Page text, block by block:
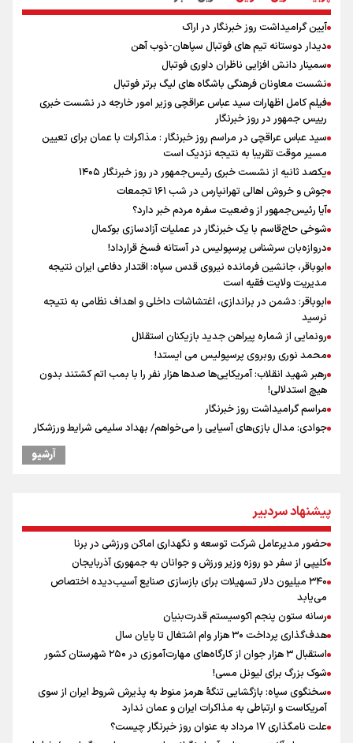
آیین گرامیداشت روز خبرنگار در اراک
دیدار دوستانه تیم های فوتبال سپاهان-ذوب آهن
سمینار دانش افزایی ناظران داوری فوتبال
نشست معاونان فرهنگی باشگاه های لیگ برتر فوتبال
فیلم کامل اظهارات سید عباس عراقچی وزیر امور خارجه در نشست خبری
رییس جمهور در روز خبرنگار
سید عباس عراقچی در مراسم روز خبرنگار : مذاکرات با عمان برای تعیین
مسیر موقت تقریبا به نتیجه نزدیک است
یکصد ثانیه از نشست خبری رئیس‌جمهور در روز خبرنگار ۱۴۰۵
جوش و خروش اهالی تهرانپارس در شب ۱۶۱ تجمعات
آیا رئیس‌جمهور از وضعیت سفره مردم خبر دارد؟
شوخی حاج‌قاسم با یک خبرنگار در عملیات آزادسازی بوکمال
دروازه‌بان سرشناس پرسپولیس در آستانه فسخ قرارداد!
ابوباقر، جانشین فرمانده نیروی قدس سپاه: اقتدار دفاعی ایران نتیجه
مدیریت ولایت فقیه است
ابوباقر: دشمن در براندازی، اغتشاشات داخلی و اهداف نظامی به نتیجه
نرسید
رونمایی از شماره پیراهن جدید بازیکنان استقلال
محمد نوری روبروی پرسپولیس می ایستد!
رهبر شهید انقلاب: آمریکایی‌ها صدها هزار نفر را با بمب اتم کشتند بدون
هیچ استدلالی!
مراسم گرامیداشت روز خبرنگار
جوادی: مدال بازی‌های آسیایی را می‌خواهم/ بهداد سلیمی شرایط ورزشکار
آمریکاست و ارتباطی به مذاکرات ایران و عمان ندارد
ونس: در حال کار بر روی ایجاد یک سیستم ناوبری امن هستیم
علی‌نژاد در مراسم انجمن ورزشی نویسان در روز خبرنگار : رسانه‌های خبری
در سال گذشته تا به امروز اتفاقات بزرگی را رقم زدند
سیدمناف هاشمی در مراسم انجمن ورزشی نویسان : قدردان زحمات اهالی
رسانه به ویژه ورزشی نویسان هستیم
فوران یک آتشفشان قدرتمند در جنوب غربی کلمبیا
آرشیو
پیشنهاد سردبیر
حضور مدیرعامل شرکت توسعه و نگهداری اماکن ورزشی در برنا
کلیپی از سفر دو روزه وزیر ورزش و جوانان به جمهوری آذربایجان
۳۴۰ میلیون دلار تسهیلات برای بازسازی صنایع آسیب‌دیده اختصاص
می‌یابد
رسانه ستون پنجم اکوسیستم قدرت‌بنیان
هدف‌گذاری پرداخت ۳۰ هزار وام اشتغال تا پایان سال
استقبال ۳ هزار جوان از کارگاه‌های مهارت‌آموزی در ۲۵۰ شهرستان کشور
شوک بزرگ برای لیونل مسی!
سخنگوی سپاه: بازگشایی تنگۀ هرمز منوط به پذیرش شروط ایران از سوی
آمریکاست و ارتباطی به مذاکرات ایران و عمان ندارد
علت نامگذاری ۱۷ مرداد به عنوان روز خبرنگار چیست؟